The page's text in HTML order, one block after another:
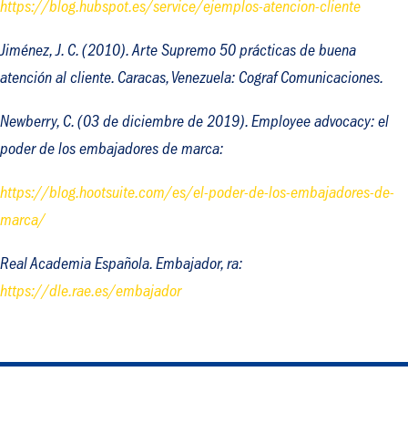
https://blog.hubspot.es/service/ejemplos-atencion-cliente
Jiménez, J. C. (2010).Arte Supremo 50 prácticas de buena
atención al cliente. Caracas, Venezuela: Cograf Comunicaciones.
Newberry, C. (03 de diciembre de 2019). Employee advocacy: el
poder de los embajadores de marca:
https://blog.hootsuite.com/es/el-poder-de-los-embajadores-de-
marca/
Real Academia Española. Embajador, ra:
https://dle.rae.es/embajador